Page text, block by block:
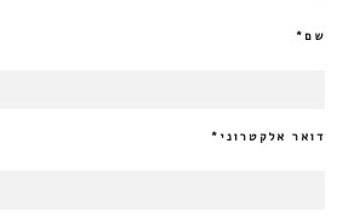
שם*
דואר אלקטרוני *